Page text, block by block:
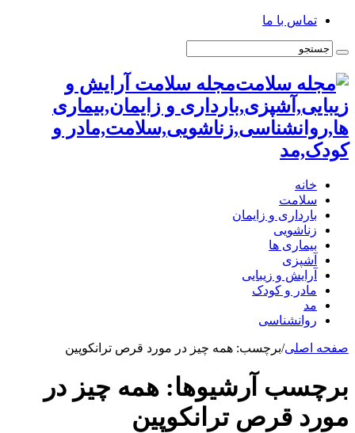
تماس با ما
مجله سلامت آرایش و
زیبایی,آشپزی,بارداری و زایمان,بیماری
ها,روانشناسی,زناشویی,سلامت,مادر و
کودک,مد
خانه
سلامت
بارداری و زایمان
زناشویی
بیماری ها
آشپزی
آرایش و زیبایی
مادر و کودک
مد
روانشناسی
صفحه اصلی/برچسب: همه چیز در مورد قرص ترانکوپین
برچسب آرشیوها: همه چیز در
مورد قرص ترانکوپین